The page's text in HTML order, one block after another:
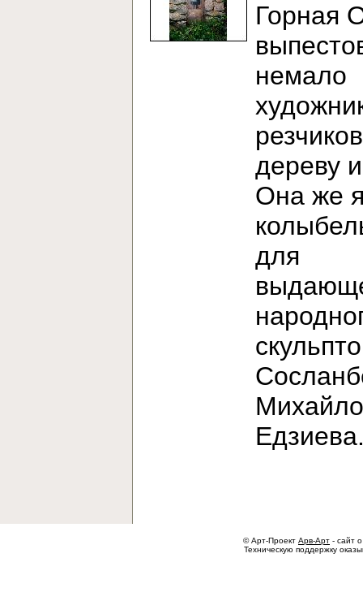
Горная
немало
дереву
Она же
для
© Арт-Проект Арв-Арт - сайт
Техническую поддержку